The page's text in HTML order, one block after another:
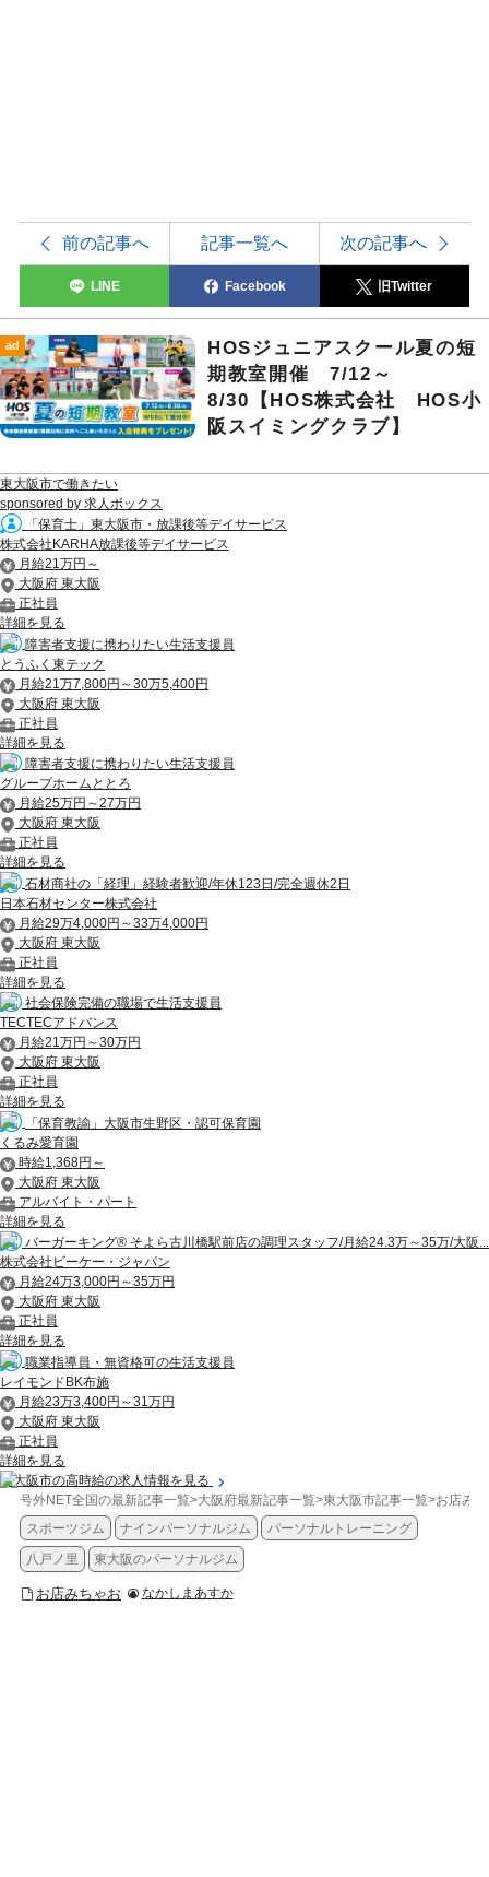
前の記事へ 記事一覧へ 次の記事へ
LINE Facebook 旧Twitter
ad
HOSジュニアスクール夏の短
期教室開催 7/12～
8/30【HOS株式会社 HOS小
阪スイミングクラブ】
東大阪市で働きたい
sponsored by 求人ボックス
「保育士」東大阪市・放課後等デイサービス
株式会社KARHA放課後等デイサービス
月給21万円～
大阪府 東大阪
正社員
詳細を見る
障害者支援に携わりたい生活支援員
とうふく東テック
月給21万7,800円～30万5,400円
大阪府 東大阪
正社員
詳細を見る
障害者支援に携わりたい生活支援員
グループホームととろ
月給25万円～27万円
大阪府 東大阪
正社員
詳細を見る
石材商社の「経理」経験者歓迎/年休123日/完全週休2日
日本石材センター株式会社
月給29万4,000円～33万4,000円
大阪府 東大阪
正社員
詳細を見る
社会保険完備の職場で生活支援員
TECTECアドバンス
月給21万円～30万円
大阪府 東大阪
正社員
詳細を見る
「保育教諭」大阪市生野区・認可保育園
くるみ愛育園
時給1,368円～
大阪府 東大阪
アルバイト・パート
詳細を見る
バーガーキング® そよら古川橋駅前店の調理スタッフ/月給24.3万～35万/大阪...
株式会社ビーケー・ジャパン
月給24万3,000円～35万円
大阪府 東大阪
正社員
詳細を見る
職業指導員・無資格可の生活支援員
レイモンドBK布施
月給23万3,400円～31万円
大阪府 東大阪
正社員
詳細を見る
東大阪市の高時給の求人情報を見る
号外NET全国の最新記事一覧>大阪府最新記事一覧>東大阪市記事一覧>お店み
スポーツジム
ナインパーソナルジム パーソナルトレーニング
八戸ノ里 東大阪のパーソナルジム
お店みちゃお なかしまあすか